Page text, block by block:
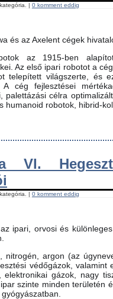
| 0 komment eddig
és az Axelent cégek
az 1915-ben
Az első ipari robotot a
telepített világszerte, és
cég fejlesztései
palettázási célra
humanoid robotok, hibrid-
a VI.
| 0 komment eddig
ipari, orvosi és
nitrogén, argon (az
védőgázok, valamint
elektronikai gázok, nagy
szinte minden területén